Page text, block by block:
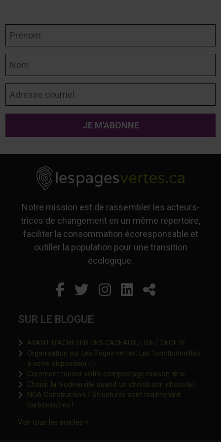
Notre mission est de rassembler les acteurs-
trices de changement en un même répertoire,
faciliter la consommation écoresponsable et
outiller la population pour une transition
écologique.
Facebook
Ce lien s'ouvrira dans
Twitter
Ce lien s'ouvrira
Instagram
Ce lien s'ouvrira
LinkedIn
Ce lien
Partager
SUR LE BLOGUE
AVANT D’ACHETER DES CADEAUX, LISEZ CECI! 💚
Organisation sur Les Pages vertes: Les fonctionnalités
à votre disposition 👉Ce lien s'ouvrira dans une nouvelle
Comment réussir votre compostage maison 🍓🥙
Choisir la biodiversité quand on choisit son chocolat!Ce lien
NGA Construction / Structures sont maintenant
carboneutres !Ce lien s'ouvrira dans une nouvelle fenêtre"
Voir tous les articles »Ce lien s'ouvrira dans une nouvelle